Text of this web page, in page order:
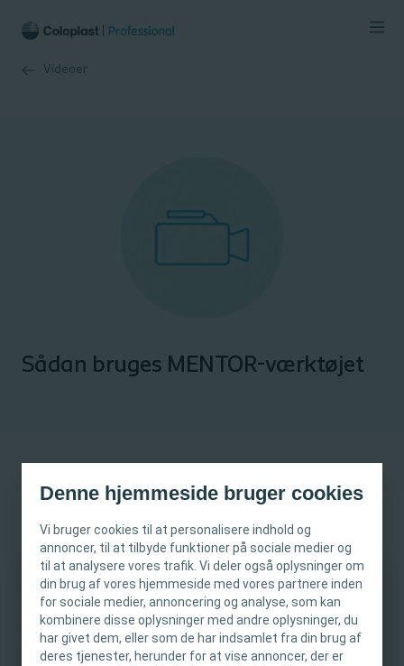
Denne hjemmeside bruger cookies
Vi bruger cookies til at personalisere indhold og
annoncer, til at tilbyde funktioner på sociale medier og
til at analysere vores trafik. Vi deler også oplysninger om
din brug af vores hjemmeside med vores partnere inden
for sociale medier, annoncering og analyse, som kan
kombinere disse oplysninger med andre oplysninger, du
har givet dem, eller som de har indsamlet fra din brug af
deres tjenester, herunder for at vise annoncer, der er
Videoer
VIGTIG INFORMATION
Denne hjemmeside er kun beregnet til
sundhedspersonale. Hjemmesidens indhold er
Sådan bruges MENTOR-værktøjet